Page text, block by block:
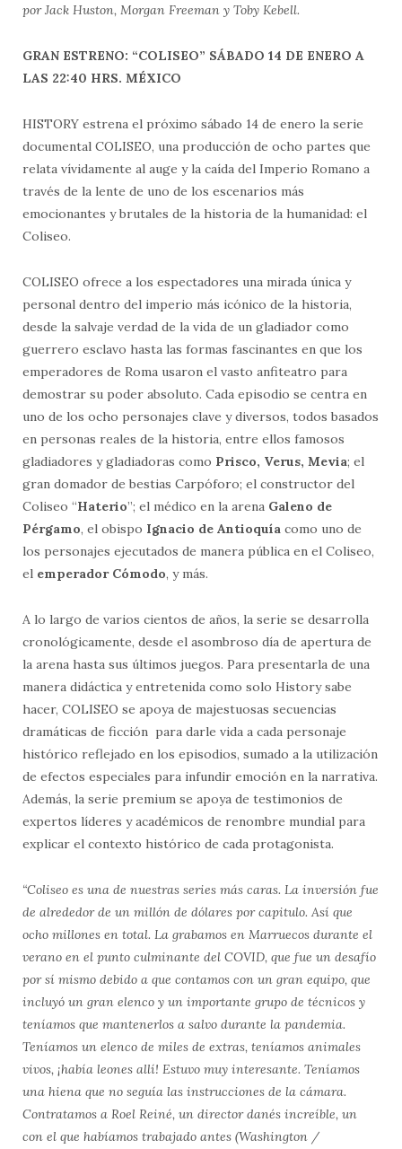
por Jack Huston, Morgan Freeman y Toby Kebell.
GRAN ESTRENO: “COLISEO” SÁBADO 14 DE ENERO A
LAS 22:40 HRS. MÉXICO
HISTORY estrena el próximo sábado 14 de enero la serie
documental COLISEO, una producción de ocho partes que
relata vívidamente al auge y la caída del Imperio Romano a
través de la lente de uno de los escenarios más
emocionantes y brutales de la historia de la humanidad: el
Coliseo.
COLISEO ofrece a los espectadores una mirada única y
personal dentro del imperio más icónico de la historia,
desde la salvaje verdad de la vida de un gladiador como
guerrero esclavo hasta las formas fascinantes en que los
emperadores de Roma usaron el vasto anfiteatro para
demostrar su poder absoluto. Cada episodio se centra en
uno de los ocho personajes clave y diversos, todos basados
en personas reales de la historia, entre ellos famosos
gladiadores y gladiadoras como Prisco, Verus, Mevia; el
gran domador de bestias Carpóforo; el constructor del
Coliseo “Haterio”; el médico en la arena Galeno de
Pérgamo, el obispo Ignacio de Antioquía como uno de
los personajes ejecutados de manera pública en el Coliseo,
el emperador Cómodo, y más.
A lo largo de varios cientos de años, la serie se desarrolla
cronológicamente, desde el asombroso día de apertura de
la arena hasta sus últimos juegos. Para presentarla de una
manera didáctica y entretenida como solo History sabe
hacer, COLISEO se apoya de majestuosas secuencias
dramáticas de ficción para darle vida a cada personaje
histórico reflejado en los episodios, sumado a la utilización
de efectos especiales para infundir emoción en la narrativa.
Además, la serie premium se apoya de testimonios de
expertos líderes y académicos de renombre mundial para
explicar el contexto histórico de cada protagonista.
“Coliseo es una de nuestras series más caras. La inversión fue
de alrededor de un millón de dólares por capitulo. Así que
ocho millones en total. La grabamos en Marruecos durante el
verano en el punto culminante del COVID, que fue un desafío
por sí mismo debido a que contamos con un gran equipo, que
incluyó un gran elenco y un importante grupo de técnicos y
teníamos que mantenerlos a salvo durante la pandemia.
Teníamos un elenco de miles de extras, teníamos animales
vivos, ¡había leones allí! Estuvo muy interesante. Teníamos
una hiena que no seguía las instrucciones de la cámara.
Contratamos a Roel Reiné, un director danés increíble, un
con el que habíamos trabajado antes (Washington /